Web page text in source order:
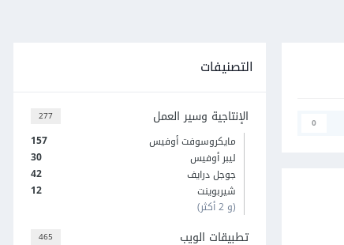
0
التصنيفات
277 الإنتاجية وسير العمل
157
مايكروسوفت أوفيس
30
ليبر أوفيس
42
جوجل درايف
12
شيربوينت
(و 2 أكثر)
465 تطبيقات الويب